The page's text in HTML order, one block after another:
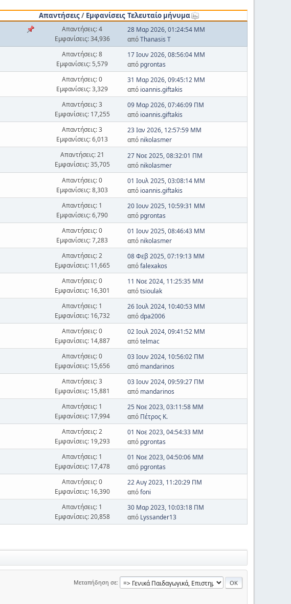
Απαντήσεις/ Εμφανίσεις Τελευταίο μήνυμα
Απαντήσεις: 4
Εμφανίσεις: 34,936
28 Μαρ 2026, 01:24:54 ΜΜ
απόThanasis T
Απαντήσεις: 8
Εμφανίσεις: 5,579
17 Ιουν 2026, 08:56:04 ΜΜ
από pgrontas
Απαντήσεις: 0
Εμφανίσεις: 3,329
31 Μαρ 2026, 09:45:12 ΜΜ
από ioannis.giftakis
Απαντήσεις: 3
Εμφανίσεις: 17,255
09 Μαρ 2026, 07:46:09 ΠΜ
από ioannis.giftakis
Απαντήσεις: 3
Εμφανίσεις: 6,013
23 Ιαν 2026, 12:57:59 ΜΜ
από nikolasmer
Απαντήσεις: 21
Εμφανίσεις: 35,705
27 Νοε 2025, 08:32:01 ΠΜ
από nikolasmer
Απαντήσεις: 0
Εμφανίσεις: 8,303
01 Ιουλ 2025, 03:08:14 ΜΜ
από ioannis.giftakis
Απαντήσεις: 1
Εμφανίσεις: 6,790
20 Ιουν 2025, 10:59:31 ΜΜ
από pgrontas
Απαντήσεις: 0
Εμφανίσεις: 7,283
01 Ιουν 2025, 08:46:43 ΜΜ
από nikolasmer
Απαντήσεις: 2
Εμφανίσεις: 11,665
08 Φεβ 2025, 07:19:13 ΜΜ
απόfalexakos
Απαντήσεις: 0
Εμφανίσεις: 16,301
11 Νοε 2024, 11:25:35 ΜΜ
απόtsioulak
Απαντήσεις: 1
Εμφανίσεις: 16,732
26 Ιουλ 2024, 10:40:53 ΜΜ
απόdpa2006
Απαντήσεις: 0
Εμφανίσεις: 14,887
02 Ιουλ 2024, 09:41:52 ΜΜ
απόtelmac
Απαντήσεις: 0
Εμφανίσεις: 15,656
03 Ιουν 2024, 10:56:02 ΠΜ
από mandarinos
Απαντήσεις: 3
Εμφανίσεις: 15,881
03 Ιουν 2024, 09:59:27 ΠΜ
από mandarinos
Απαντήσεις: 1
Εμφανίσεις: 17,994
25 Νοε 2023, 03:11:58 ΜΜ
από Πέτρος Κ.
Απαντήσεις: 2
Εμφανίσεις: 19,293
01 Νοε 2023, 04:54:33 ΜΜ
από pgrontas
Απαντήσεις: 1
Εμφανίσεις: 17,478
01 Νοε 2023, 04:50:06 ΜΜ
από pgrontas
Απαντήσεις: 0
Εμφανίσεις: 16,390
22 Αυγ 2023, 11:20:29 ΠΜ
απόfoni
Απαντήσεις: 1
Εμφανίσεις: 20,858
30 Μαρ 2023, 10:03:18 ΠΜ
από Lyssander13
Μεταπήδηση σε